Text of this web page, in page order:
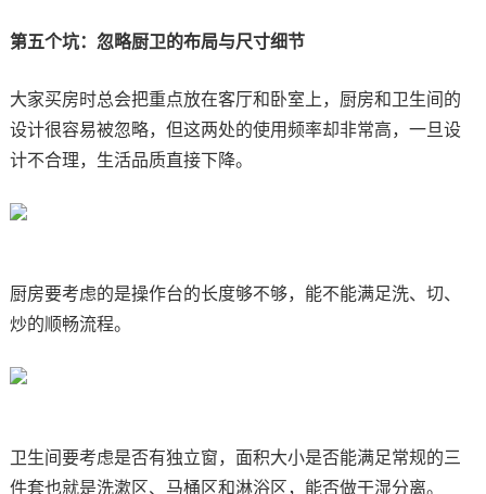
第五个坑：忽略厨卫的布局与尺寸细节
大家买房时总会把重点放在客厅和卧室上，厨房和卫生间的
设计很容易被忽略，但这两处的使用频率却非常高，一旦设
计不合理，生活品质直接下降。
厨房要考虑的是操作台的长度够不够，能不能满足洗、切、
炒的顺畅流程。
卫生间要考虑是否有独立窗，面积大小是否能满足常规的三
件套也就是洗漱区、马桶区和淋浴区，能否做干湿分离。